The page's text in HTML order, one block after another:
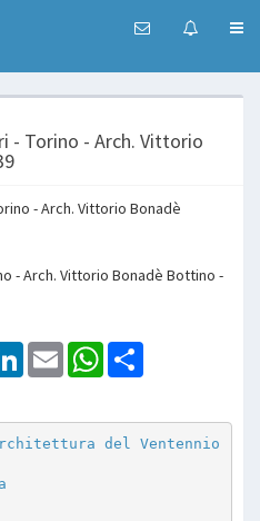
- Torino - Arch. Vittorio
- Arch. Vittorio Bonadè Bottino -
LinkedInEmail WhatsApp
del Ventennio